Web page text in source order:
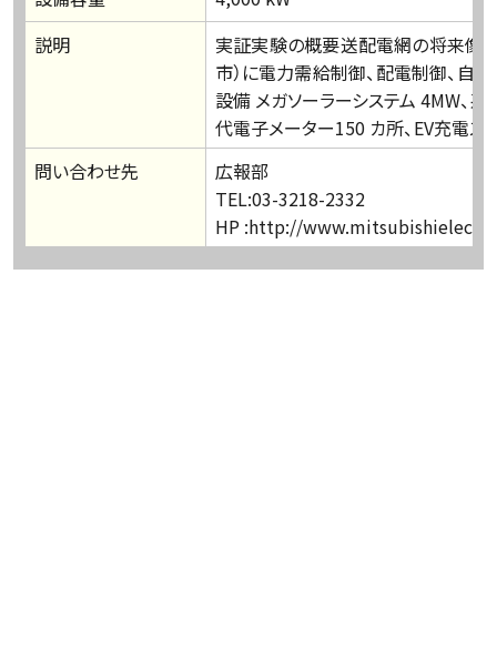
説明
実証実験の概要送配電網の将来像
市）に電力需給制御、配電制御、自
設備 メガソーラーシステム 4MW、
代電子メーター150 カ所、EV充電ス
問い合わせ先
広報部
TEL:03-3218-2332
HP :http://